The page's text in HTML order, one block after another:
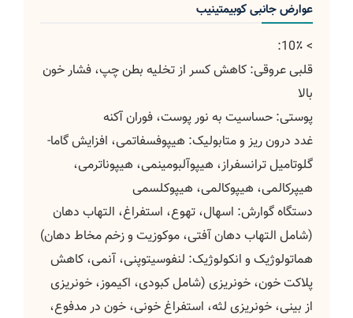
عوارض جانبی کوبیمتینیب
قلبی عروقی: کاهش کسر از تخلیه بطن چپ، فشار خون
پوستی: حساسیت به نور پوست، فوران آکنه
غدد درون ریز و متابولیک: هیپوفسفاتمی، افزایش گاما-
گلوتامیل ترانسفراز، هیپوآلبومینمی، هیپوناترمی،
هیپرکالمی، هیپوکالمی، هیپوکلسمی
دستگاه گوارش: اسهال، تهوع، استفراغ، التهاب دهان
(شامل التهاب دهان آفتی، موکوزیت و زخم مخاط دهان)
هماتولوژیک و انکولوژیک: لنفوسیتوپنی، آنمی، کاهش
پلاکت خون، خونریزی (شامل کبودی، اکیموز، خونریزی
از بینی، خونریزی لثه، استفراغ خونی، خون در مدفوع،